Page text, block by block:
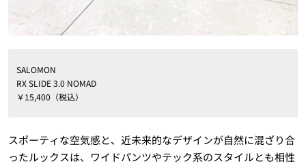
SALOMON
RX SLIDE 3.0 NOMAD
￥15,400（税込）
スポーティな空気感と、近未来的なデザインが自然に混ざり合
ったルックスは、ワイドパンツやテック系のスタイルとも相性